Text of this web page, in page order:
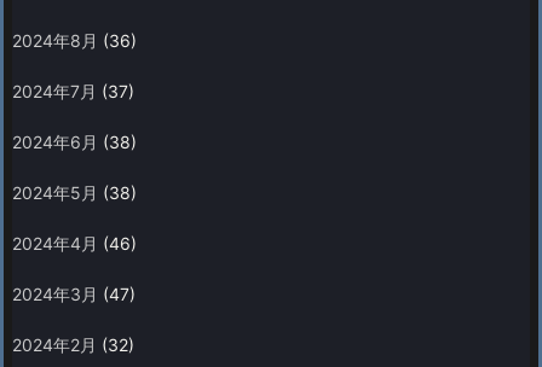
2024年8月 (36)
2024年7月 (37)
2024年6月 (38)
2024年5月 (38)
2024年4月 (46)
2024年3月 (47)
2024年2月 (32)